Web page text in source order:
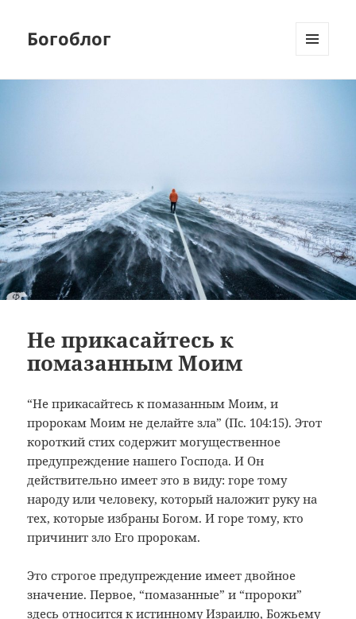
Богоблог
Не прикасайтесь к
помазанным Моим
“Не прикасайтесь к помазанным Моим, и
пророкам Моим не делайте зла” (Пс. 104:15). Этот
короткий стих содержит могущественное
предупреждение нашего Господа. И Он
действительно имеет это в виду: горе тому
народу или человеку, который наложит руку на
тех, которые избраны Богом. И горе тому, кто
причинит зло Его пророкам.
Это строгое предупреждение имеет двойное
значение. Первое, “помазанные” и “пророки”
здесь относится к истинному Израилю, Божьему